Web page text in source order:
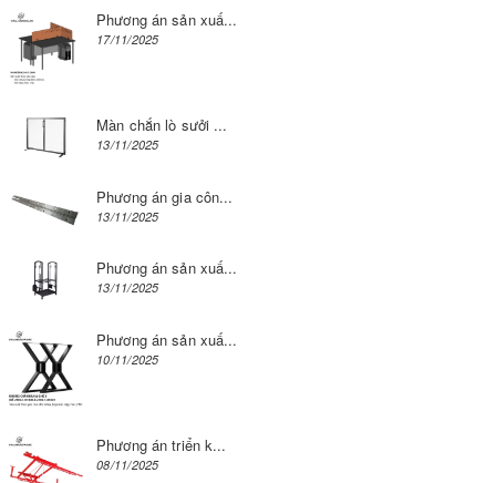
Phương án sản xuấ...
17/11/2025
Màn chắn lò sưởi ...
13/11/2025
Phương án gia côn...
13/11/2025
Phương án sản xuấ...
13/11/2025
Phương án sản xuấ...
10/11/2025
Phương án triển k...
08/11/2025